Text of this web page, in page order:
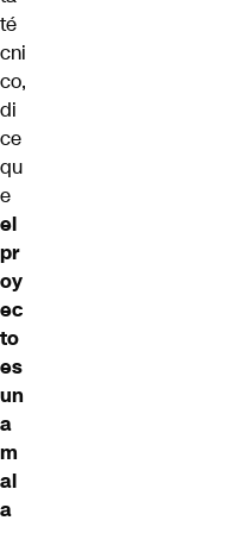
té
cni
co,
di
ce
qu
e
el
pr
oy
ec
to
es
un
a
m
al
a